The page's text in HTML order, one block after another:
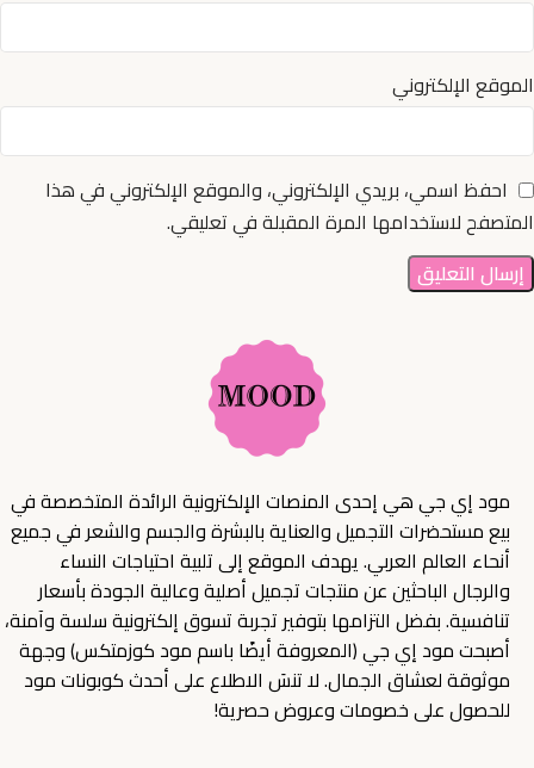
الموقع الإلكتروني
احفظ اسمي، بريدي الإلكتروني، والموقع الإلكتروني في هذا
المتصفح لاستخدامها المرة المقبلة في تعليقي.
مود إي جي هي إحدى المنصات الإلكترونية الرائدة المتخصصة في
بيع مستحضرات التجميل والعناية بالبشرة والجسم والشعر في جميع
أنحاء العالم العربي. يهدف الموقع إلى تلبية احتياجات النساء
والرجال الباحثين عن منتجات تجميل أصلية وعالية الجودة بأسعار
تنافسية. بفضل التزامها بتوفير تجربة تسوق إلكترونية سلسة وآمنة،
أصبحت مود إي جي (المعروفة أيضًا باسم مود كوزمتكس) وجهة
موثوقة لعشاق الجمال. لا تنسَ الاطلاع على أحدث كوبونات مود
للحصول على خصومات وعروض حصرية!